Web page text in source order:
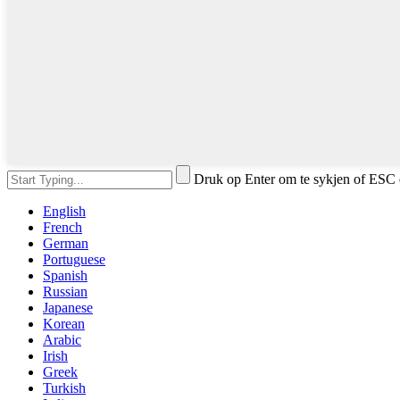
Druk op Enter om te sykjen of ESC
English
French
German
Portuguese
Spanish
Russian
Japanese
Korean
Arabic
Irish
Greek
Turkish